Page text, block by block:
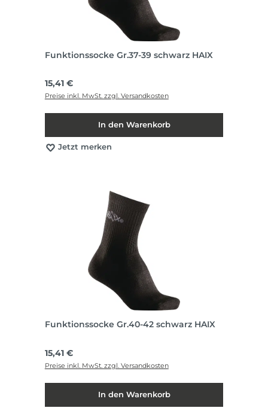
Funktionssocke Gr.37-39 schwarz HAIX
Regulärer Preis:
15,41 €
Preise inkl. MwSt. zzgl. Versandkosten
In den Warenkorb
Jetzt merken
Funktionssocke Gr.40-42 schwarz HAIX
Regulärer Preis:
15,41 €
Preise inkl. MwSt. zzgl. Versandkosten
In den Warenkorb